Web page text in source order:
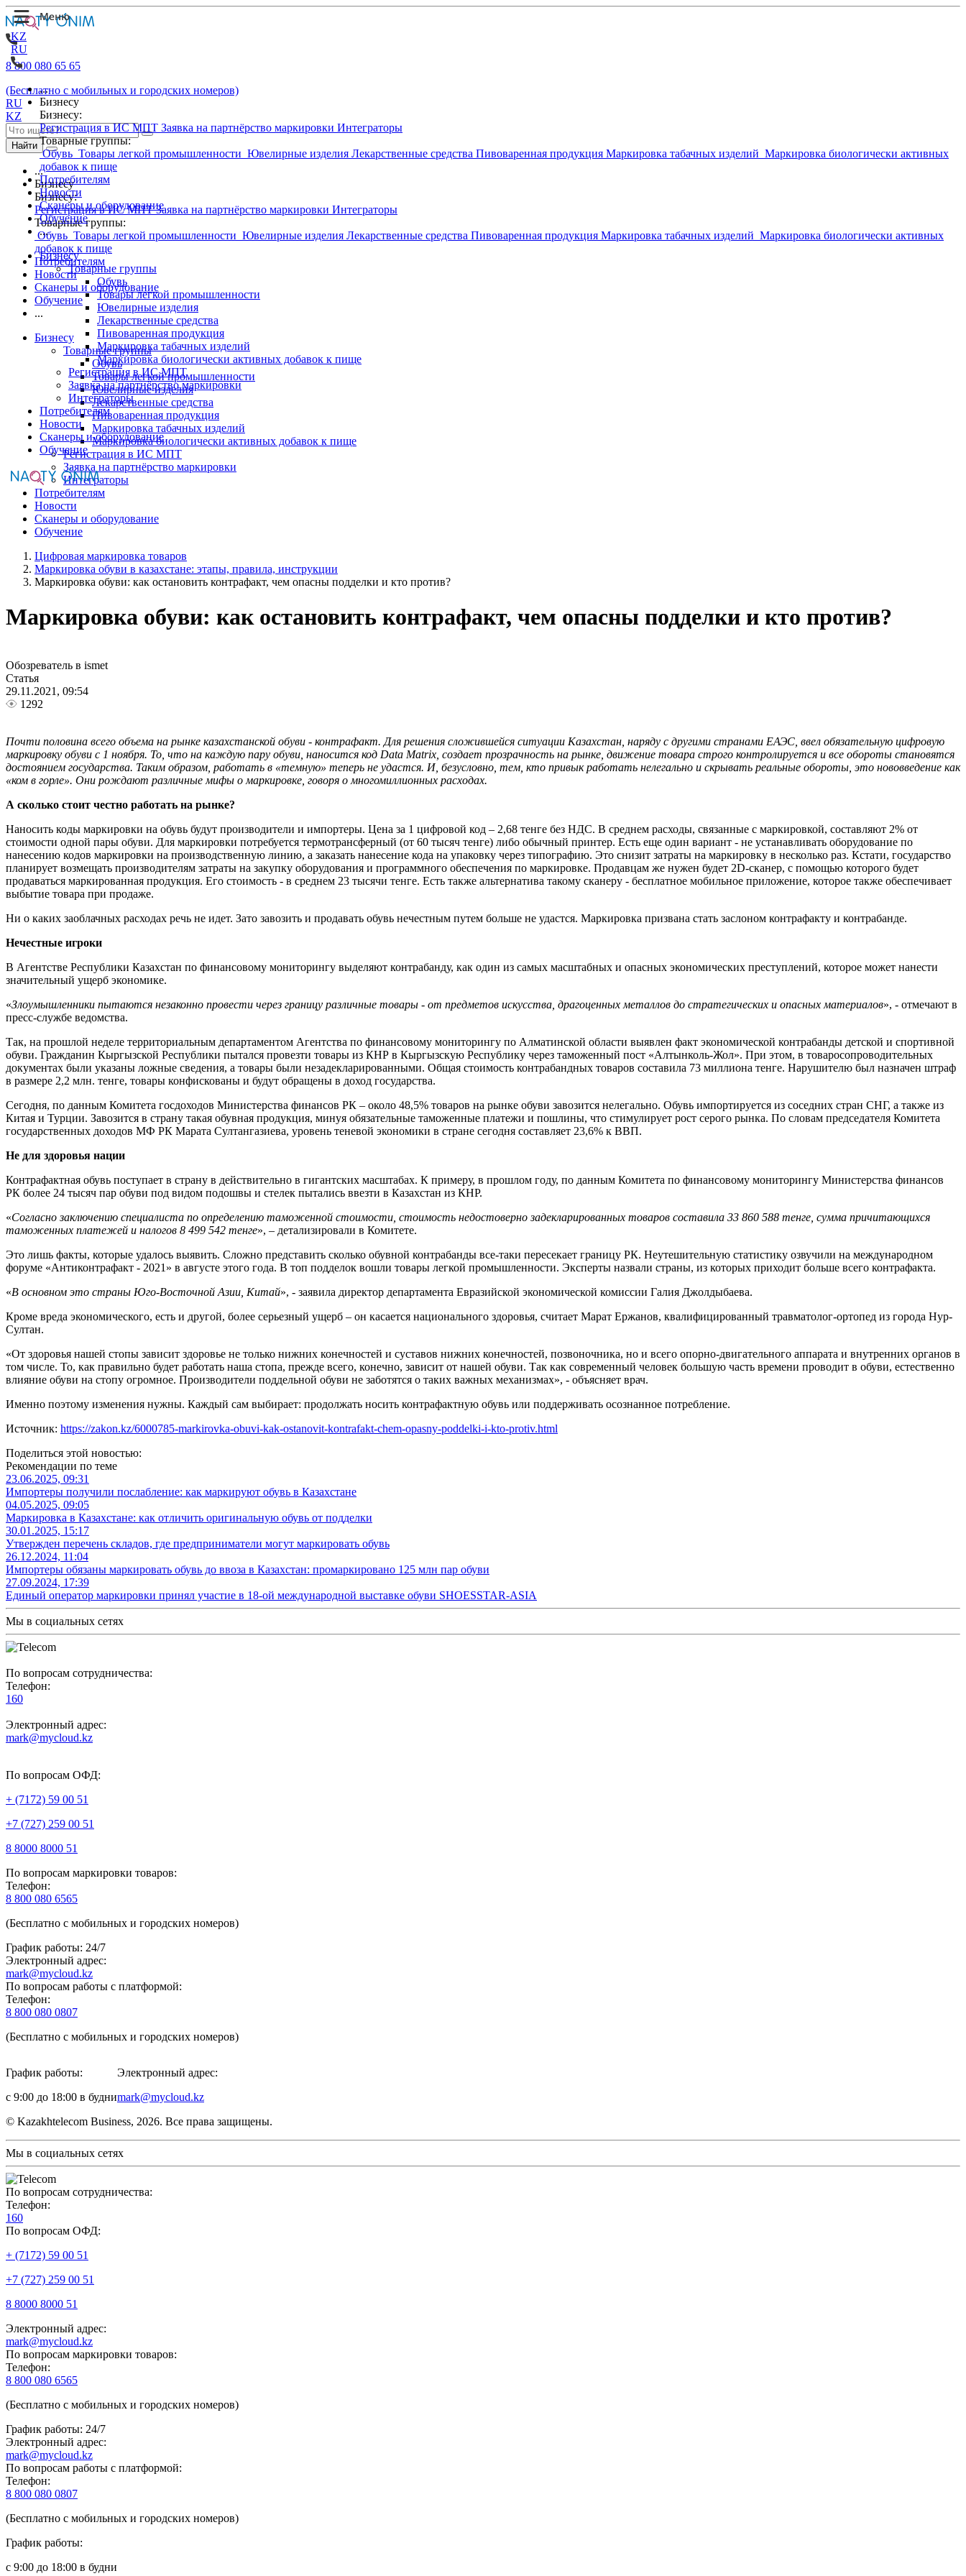
KZ
RU
...
Бизнесу
Бизнесу:
Регистрация в ИС МПТ Заявка на партнёрство маркировки Интеграторы
Товарные группы:
Обувь Товары легкой промышленности Ювелирные изделия Лекарственные средства Пивоваренная продукция Маркировка табачных изделий Маркировка биологически активных
добавок к пище
Потребителям
Новости
Сканеры и оборудование
Обучение
...
Бизнесу
Товарные группы
Обувь
Товары легкой промышленности
Ювелирные изделия
Лекарственные средства
Пивоваренная продукция
Маркировка табачных изделий
Маркировка биологически активных добавок к пище
Регистрация в ИС МПТ
Заявка на партнёрство маркировки
Интеграторы
Потребителям
Новости
Сканеры и оборудование
Обучение
8 800 080 65 65
(Бесплатно с мобильных и городских номеров)
RU
KZ
Найти
...
Бизнесу
Бизнесу:
Регистрация в ИС МПТЗаявка на партнёрство маркировки Интеграторы
Товарные группы:
Обувь Товары легкой промышленности Ювелирные изделия Лекарственные средства Пивоваренная продукция Маркировка табачных изделий Маркировка биологически активных
добавок к пище
Потребителям
Новости
Сканеры и оборудование
Обучение
...
Бизнесу
Товарные группы
Обувь
Товары легкой промышленности
Ювелирные изделия
Лекарственные средства
Пивоваренная продукция
Маркировка табачных изделий
Маркировка биологически активных добавок к пище
Регистрация в ИС МПТ
Заявка на партнёрство маркировки
Интеграторы
Потребителям
Новости
Сканеры и оборудование
Обучение
Цифровая маркировка товаров
Маркировка обуви в казахстане: этапы, правила, инструкции
Маркировка обуви: как остановить контрафакт, чем опасны подделки и кто против?
Маркировка обуви: как остановить контрафакт, чем опасны подделки и кто против?
Обозреватель в ismet
Статья
29.11.2021, 09:54
1292
Почти половина всего объема на рынке казахстанской обуви - контрафакт. Для решения сложившейся ситуации Казахстан, наряду с другими странами ЕАЭС, ввел обязательную цифровую
маркировку обуви с 1 ноября. То, что на каждую пару обуви, наносится код Data Matrix, создает прозрачность на рынке, движение товара строго контролируется и все обороты становятся
достоянием государства. Таким образом, работать в «темную» теперь не удастся. И, безусловно, тем, кто привык работать нелегально и скрывать реальные обороты, это нововведение как
«ком в горле». Они рождают различные мифы о маркировке, говоря о многомиллионных расходах.
А сколько стоит честно работать на рынке?
Наносить коды маркировки на обувь будут производители и импортеры. Цена за 1 цифровой код – 2,68 тенге без НДС. В среднем расходы, связанные с маркировкой, составляют 2% от
стоимости одной пары обуви. Для маркировки потребуется термотрансферный (от 60 тысяч тенге) либо обычный принтер. Есть еще один вариант - не устанавливать оборудование по
нанесению кодов маркировки на производственную линию, а заказать нанесение кода на упаковку через типографию. Это снизит затраты на маркировку в несколько раз. Кстати, государство
планирует возмещать производителям затраты на закупку оборудования и программного обеспечения по маркировке. Продавцам же нужен будет 2D-сканер, с помощью которого будет
продаваться маркированная продукция. Его стоимость - в среднем 23 тысячи тенге. Есть также альтернатива такому сканеру - бесплатное мобильное приложение, которое также обеспечивает
выбытие товара при продаже.
Ни о каких заоблачных расходах речь не идет. Зато завозить и продавать обувь нечестным путем больше не удастся. Маркировка призвана стать заслоном контрафакту и контрабанде.
Нечестные игроки
В Агентстве Республики Казахстан по финансовому мониторингу выделяют контрабанду, как один из самых масштабных и опасных экономических преступлений, которое может нанести
значительный ущерб экономике.
«Злоумышленники пытаются незаконно провести через границу различные товары - от предметов искусства, драгоценных металлов до стратегических и опасных материалов», - отмечают в
пресс-службе ведомства.
Так, на прошлой неделе территориальным департаментом Агентства по финансовому мониторингу по Алматинской области выявлен факт экономической контрабанды детской и спортивной
обуви. Гражданин Кыргызской Республики пытался провезти товары из КНР в Кыргызскую Республику через таможенный пост «Алтынколь-Жол». При этом, в товаросопроводительных
документах были указаны ложные сведения, а товары были незадекларированными. Общая стоимость контрабандных товаров составила 73 миллиона тенге. Нарушителю был назначен штраф
в размере 2,2 млн. тенге, товары конфискованы и будут обращены в доход государства.
Сегодня, по данным Комитета госдоходов Министерства финансов РК – около 48,5% товаров на рынке обуви завозится нелегально. Обувь импортируется из соседних стран СНГ, а также из
Китая и Турции. Завозится в страну такая обувная продукция, минуя обязательные таможенные платежи и пошлины, что стимулирует рост серого рынка. По словам председателя Комитета
государственных доходов МФ РК Марата Султангазиева, уровень теневой экономики в стране сегодня составляет 23,6% к ВВП.
Не для здоровья нации
Контрафактная обувь поступает в страну в действительно в гигантских масштабах. К примеру, в прошлом году, по данным Комитета по финансовому мониторингу Министерства финансов
РК более 24 тысяч пар обуви под видом подошвы и стелек пытались ввезти в Казахстан из КНР.
«Согласно заключению специалиста по определению таможенной стоимости, стоимость недостоверно задекларированных товаров составила 33 860 588 тенге, сумма причитающихся
таможенных платежей и налогов 8 499 542 тенге», – детализировали в Комитете.
Это лишь факты, которые удалось выявить. Сложно представить сколько обувной контрабанды все-таки пересекает границу РК. Неутешительную статистику озвучили на международном
форуме «Антиконтрафакт - 2021» в августе этого года. В топ подделок вошли товары легкой промышленности. Эксперты назвали страны, из которых приходит больше всего контрафакта.
«В основном это страны Юго-Восточной Азии, Китай», - заявила директор департамента Евразийской экономической комиссии Галия Джолдыбаева.
Кроме вреда экономического, есть и другой, более серьезный ущерб – он касается национального здоровья, считает Марат Ержанов, квалифицированный травматолог-ортопед из города Нур-
Султан.
«От здоровья нашей стопы зависит здоровье не только нижних конечностей и суставов нижних конечностей, позвоночника, но и всего опорно-двигательного аппарата и внутренних органов в
том числе. То, как правильно будет работать наша стопа, прежде всего, конечно, зависит от нашей обуви. Так как современный человек большую часть времени проводит в обуви, естественно
влияние обуви на стопу огромное. Производители поддельной обуви не заботятся о таких важных механизмах», - объясняет врач.
Именно поэтому изменения нужны. Каждый сам выбирает: продолжать носить контрафактную обувь или поддерживать осознанное потребление.
Источник: https://zakon.kz/6000785-markirovka-obuvi-kak-ostanovit-kontrafakt-chem-opasny-poddelki-i-kto-protiv.html
Поделиться этой новостью:
Рекомендации по теме
23.06.2025, 09:31
Импортеры получили послабление: как маркируют обувь в Казахстане
04.05.2025, 09:05
Маркировка в Казахстане: как отличить оригинальную обувь от подделки
30.01.2025, 15:17
Утвержден перечень складов, где предприниматели могут маркировать обувь
26.12.2024, 11:04
Импортеры обязаны маркировать обувь до ввоза в Казахстан: промаркировано 125 млн пар обуви
27.09.2024, 17:39
Единый оператор маркировки принял участие в 18-ой международной выставке обуви SHOESSTAR-ASIA
Мы в социальных сетях
По вопросам сотрудничества:
Телефон:
160
Электронный адрес:
mark@mycloud.kz
По вопросам ОФД:
+ (7172) 59 00 51
+7 (727) 259 00 51
8 8000 8000 51
По вопросам маркировки товаров:
Телефон:
8 800 080 6565
(Бесплатно с мобильных и городских номеров)
График работы: 24/7
Электронный адрес:
mark@mycloud.kz
По вопросам работы с платформой:
Телефон:
8 800 080 0807
(Бесплатно с мобильных и городских номеров)
График работы:
с 9:00 до 18:00 в будни
Электронный адрес:
mark@mycloud.kz
© Kazakhtelecom Business, 2026. Все права защищены.
Мы в социальных сетях
По вопросам сотрудничества:
Телефон:
160
По вопросам ОФД:
+ (7172) 59 00 51
+7 (727) 259 00 51
8 8000 8000 51
Электронный адрес:
mark@mycloud.kz
По вопросам маркировки товаров:
Телефон:
8 800 080 6565
(Бесплатно с мобильных и городских номеров)
График работы: 24/7
Электронный адрес:
mark@mycloud.kz
По вопросам работы с платформой:
Телефон:
8 800 080 0807
(Бесплатно с мобильных и городских номеров)
График работы:
с 9:00 до 18:00 в будни